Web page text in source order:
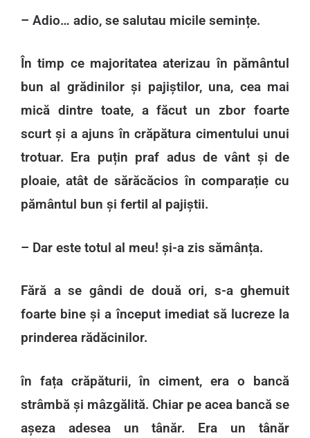
– Adio… adio, se salutau micile semințe.
În timp ce majoritatea aterizau în pământul
bun al grădinilor și pajiștilor, una, cea mai
mică dintre toate, a făcut un zbor foarte
scurt și a ajuns în crăpătura cimentului unui
trotuar. Era puțin praf adus de vânt și de
ploaie, atât de sărăcăcios în comparație cu
pământul bun și fertil al pajiștii.
– Dar este totul al meu! și-a zis sămânța.
Fără a se gândi de două ori, s-a ghemuit
foarte bine și a început imediat să lucreze la
prinderea rădăcinilor.
în fața crăpăturii, în ciment, era o bancă
strâmbă și mâzgălită. Chiar pe acea bancă se
așeza adesea un tânăr. Era un tânăr